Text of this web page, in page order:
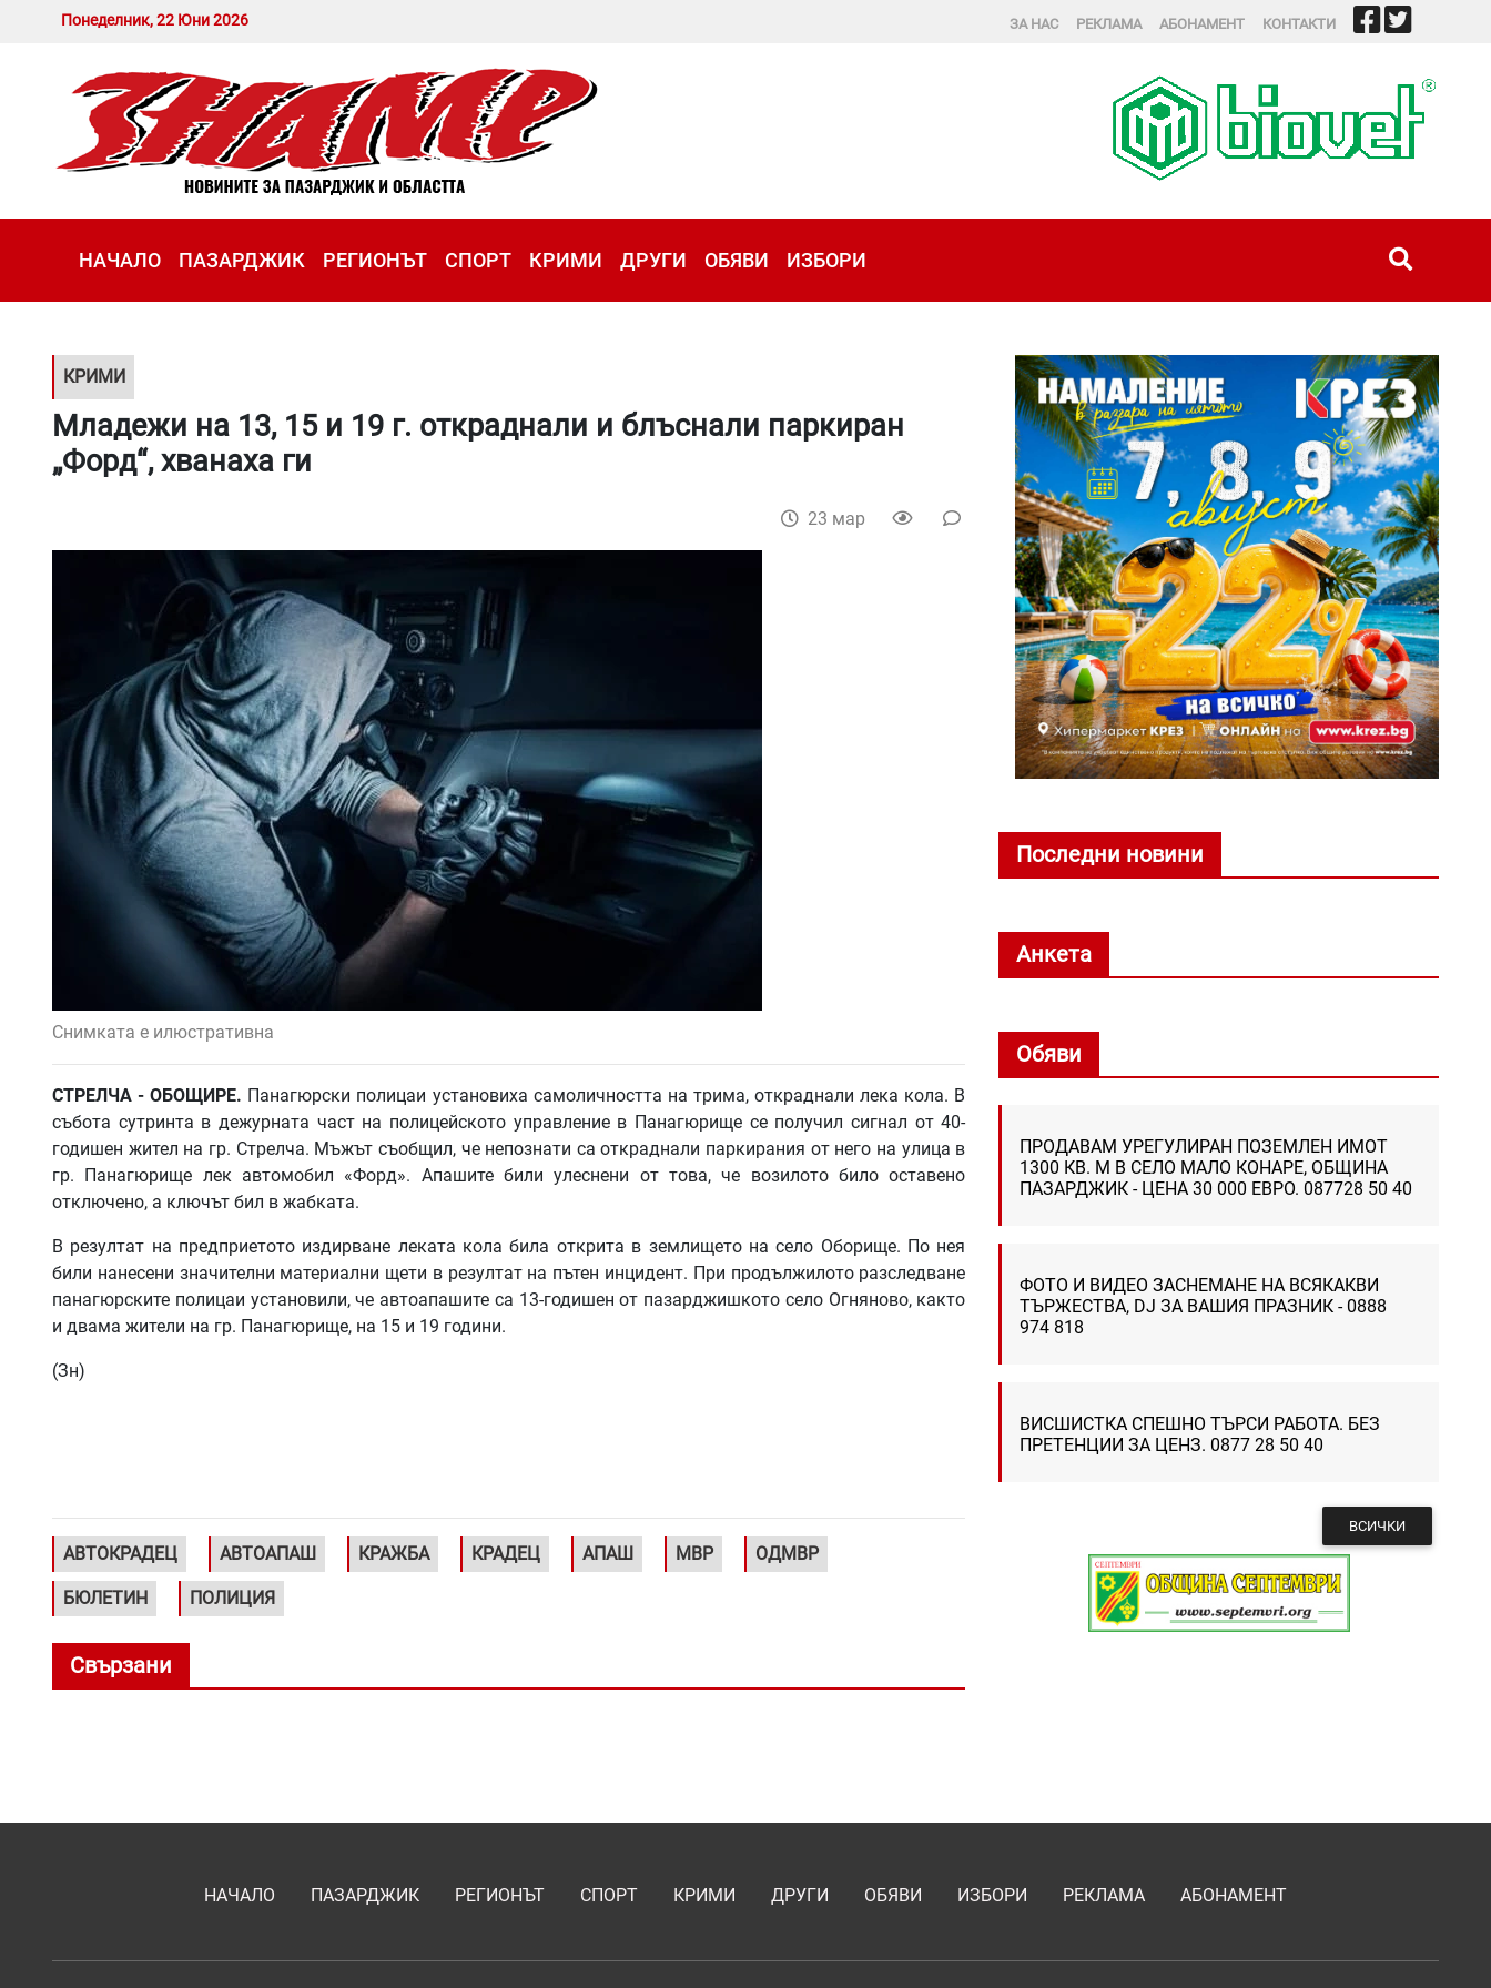
Понеделник, 22 Юни 2026 ЗА НАС РЕКЛАМА АБОНАМЕНТ КОНТАКТИ
НАЧАЛО ПАЗАРДЖИК РЕГИОНЪТ СПОРТ КРИМИ ДРУГИ ОБЯВИ ИЗБОРИ
КРИМИ
Младежи на 13, 15 и 19 г. откраднали и блъснали паркиран
„Форд“, хванаха ги
23 мар
Снимката е илюстративна
СТРЕЛЧА - ОБОЩИРЕ. Панагюрски полицаи установиха самоличността на трима, откраднали лека кола. В
събота сутринта в дежурната част на полицейското управление в Панагюрище се получил сигнал от 40-
годишен жител на гр. Стрелча. Мъжът съобщил, че непознати са откраднали паркирания от него на улица в
гр. Панагюрище лек автомобил «Форд». Апашите били улеснени от това, че возилото било оставено
отключено, а ключът бил в жабката.
В резултат на предприетото издирване леката кола била открита в землището на село Оборище. По нея
били нанесени значителни материални щети в резултат на пътен инцидент. При продължилото разследване
панагюрските полицаи установили, че автоапашите са 13-годишен от пазарджишкото село Огняново, както
и двама жители на гр. Панагюрище, на 15 и 19 години.
(Зн)
АВТОКРАДЕЦ АВТОАПАШ КРАЖБА КРАДЕЦ АПАШ МВР ОДМВР
БЮЛЕТИН ПОЛИЦИЯ
Свързани
Последни новини
Анкета
Обяви
ПРОДАВАМ УРЕГУЛИРАН ПОЗЕМЛЕН ИМОТ
1300 КВ. М В СЕЛО МАЛО КОНАРЕ, ОБЩИНА
ПАЗАРДЖИК - ЦЕНА 30 000 ЕВРО. 087728 50 40
ФОТО И ВИДЕО ЗАСНЕМАНЕ НА ВСЯКАКВИ
ТЪРЖЕСТВА, DJ ЗА ВАШИЯ ПРАЗНИК - 0888
974 818
ВИСШИСТКА СПЕШНО ТЪРСИ РАБОТА. БЕЗ
ПРЕТЕНЦИИ ЗА ЦЕНЗ. 0877 28 50 40
ВСИЧКИ
НАЧАЛО ПАЗАРДЖИК РЕГИОНЪТ СПОРТ КРИМИ ДРУГИ ОБЯВИ ИЗБОРИ РЕКЛАМА АБОНАМЕНТ